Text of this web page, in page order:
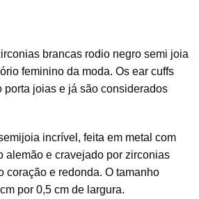
brancas rodio negro semi joia
feminino da moda. Os ear cuffs
porta joias e já são considerados
incrível, feita em metal com
alemão e cravejado por zirconias
coração e redonda. O tamanho
por 0,5 cm de largura.